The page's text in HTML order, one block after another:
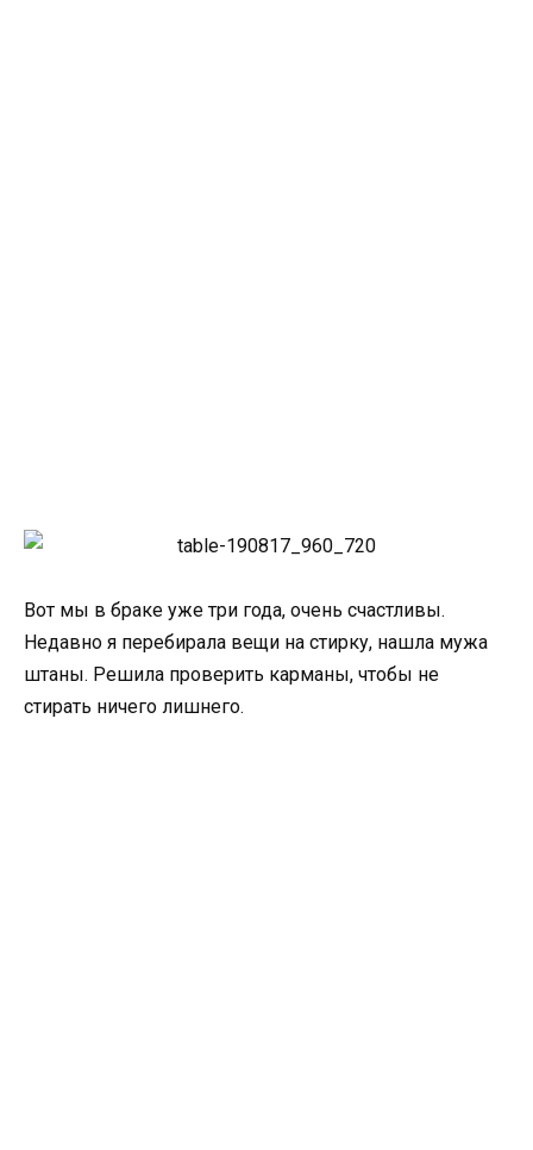
Вот мы в браке уже три года, очень счастливы.
Недавно я перебирала вещи на стирку, нашла мужа
штаны. Решила проверить карманы, чтобы не
стирать ничего лишнего.